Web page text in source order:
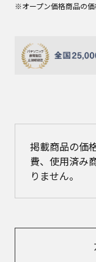
※オープン価格商品の価
掲載商品の価
費、使用済み
りません。